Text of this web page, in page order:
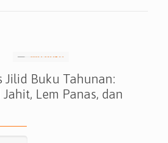
Jilid Buku Tahunan:
Lem Panas, dan